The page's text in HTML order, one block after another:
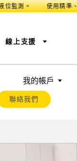
監測。
我的帳戶
聯絡我們
指示燈
& VISION
測方案​
指示
線上支援